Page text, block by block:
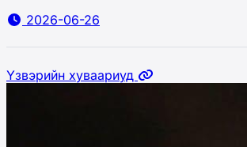
2026-06-26
Үзвэрийн хуваариуд